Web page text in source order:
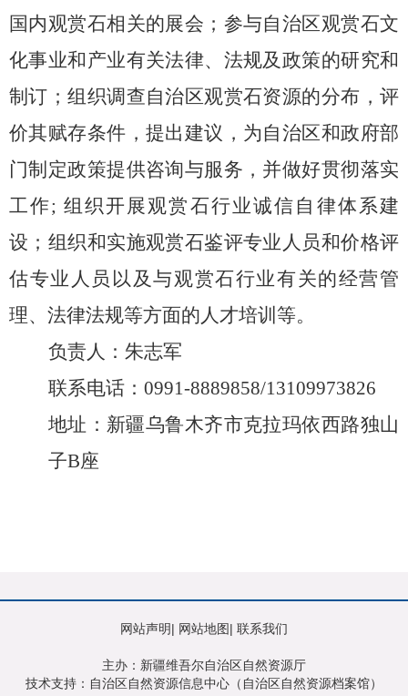
国内观赏石相关的展会；参与自治区观赏石文
化事业和产业有关法律、法规及政策的研究和
制订；组织调查自治区观赏石资源的分布，评
价其赋存条件，提出建议，为自治区和政府部
门制定政策提供咨询与服务，并做好贯彻落实
工作; 组织开展观赏石行业诚信自律体系建
设；组织和实施观赏石鉴评专业人员和价格评
估专业人员以及与观赏石行业有关的经营管
理、法律法规等方面的人才培训等。
负责人： 朱志军
联系电话： 0991-8889858/13109973826
地址：新疆乌鲁木齐市克拉玛依西路独山
子B座
网站声明| 网站地图| 联系我们
主办：新疆维吾尔自治区自然资源厅
技术支持：自治区自然资源信息中心（自治区自然资源档案馆）